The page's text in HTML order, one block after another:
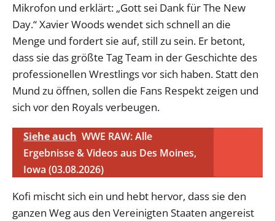
Mikrofon und erklärt: „Gott sei Dank für The New
Day.“ Xavier Woods wendet sich schnell an die
Menge und fordert sie auf, still zu sein. Er betont,
dass sie das größte Tag Team in der Geschichte des
professionellen Wrestlings vor sich haben. Statt den
Mund zu öffnen, sollen die Fans Respekt zeigen und
sich vor den Royals verbeugen.
Siehe auch WWE RAW: Alle
Ergebnisse & Videos aus Des Moines,
Iowa (03.08.2026)
Kofi mischt sich ein und hebt hervor, dass sie den
ganzen Weg aus den Vereinigten Staaten angereist